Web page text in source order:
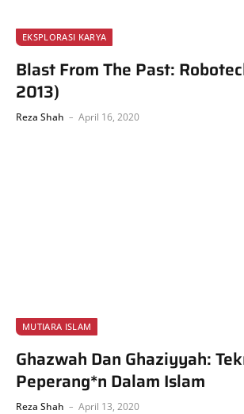
EKSPLORASI KARYA
Blast From The Past:
2013)
Reza Shah April 16, 2020
MUTIARA ISLAM
Ghazwah Dan Ghaziyyah:
Peperang*n Dalam Islam
Reza Shah April 13, 2020